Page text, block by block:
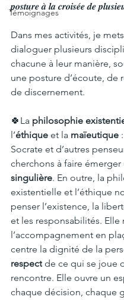
Témoignages
𝒑𝒐𝒔𝒕𝒖𝒓𝒆 𝒂̀ 𝒍𝒂 𝒄𝒓𝒐𝒊𝒔𝒆́𝒆 𝒅𝒆
Dans mes activités, je
dialoguer plusieurs
chacune à leur manière,
une posture d’écoute, de
de discernement.
🍀La philosophie
l’éthique et la maïeutique
Socrate et d’autres
cherchons à faire émerger
singulière. En outre, la
existentielle et l’éthique
penser l’existence, la
et les responsabilités. Elle
l’accompagnement en
centre la dignité de la
respect de ce qui se joue
rencontre. Elle ouvre un
chaque décision, chaque